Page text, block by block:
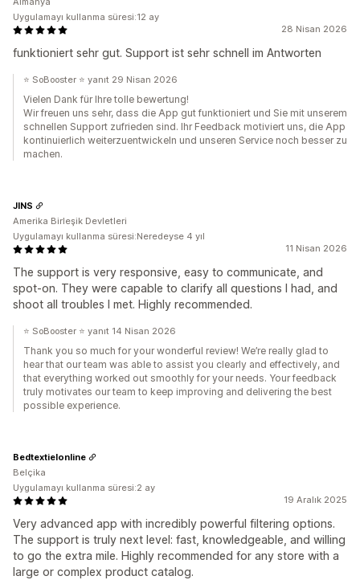
28 Nisan 2026
funktioniert sehr gut. Support ist sehr schnell im Antworten
Uygulamayı kullanma süresi:12 ay
⭐ SoBooster ⭐ yanıt 29 Nisan 2026
Vielen Dank für Ihre tolle bewertung!
Wir freuen uns sehr, dass die App gut funktioniert und Sie mit unserem
schnellen Support zufrieden sind. Ihr Feedback motiviert uns, die App
kontinuierlich weiterzuentwickeln und unseren Service noch besser zu
machen.
11 Nisan 2026
The support is very responsive, easy to communicate, and
spot-on. They were capable to clarify all questions I had, and
shoot all troubles I met. Highly recommended.
JINS
Amerika Birleşik Devletleri
Uygulamayı kullanma süresi:Neredeyse 4 yıl
⭐ SoBooster ⭐ yanıt 14 Nisan 2026
Thank you so much for your wonderful review! We’re really glad to
hear that our team was able to assist you clearly and effectively, and
that everything worked out smoothly for your needs. Your feedback
truly motivates our team to keep improving and delivering the best
possible experience.
19 Aralık 2025
Very advanced app with incredibly powerful filtering options.
The support is truly next level: fast, knowledgeable, and willing
to go the extra mile. Highly recommended for any store with a
large or complex product catalog.
Bedtextielonline
Belçika
Uygulamayı kullanma süresi:2 ay